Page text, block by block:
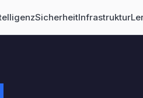
SicherheitInfrastruktur